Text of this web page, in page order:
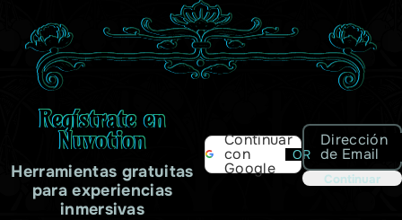
Regístrate en
Nuvotion
Herramientas gratuitas
para experiencias
inmersivas
Continuar
con
Google
OR
Dirección
de Email
Continuar